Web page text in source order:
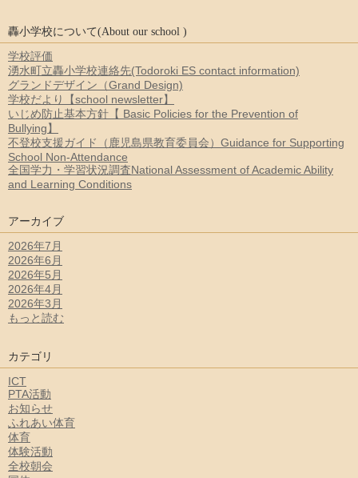
轟小学校について(About our school )
学校評価
湧水町立轟小学校連絡先(Todoroki ES contact information)
グランドデザイン（Grand Design)
学校だより【school newsletter】
いじめ防止基本方針【 Basic Policies for the Prevention of
Bullying】
不登校支援ガイド（鹿児島県教育委員会）Guidance for Supporting
School Non-Attendance
全国学力・学習状況調査National Assessment of Academic Ability
and Learning Conditions
アーカイブ
2026年7月
2026年6月
2026年5月
2026年4月
2026年3月
もっと読む
カテゴリ
ICT
PTA活動
お知らせ
ふれあい体育
体育
体験活動
全校朝会